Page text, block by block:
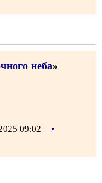
неба»
09:02
•